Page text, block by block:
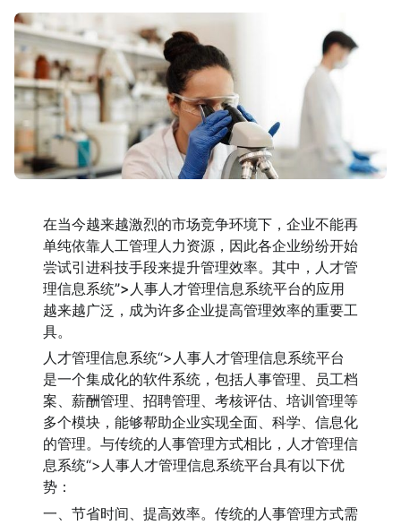
在当今越来越激烈的市场竞争环境下，企业不能再
单纯依靠人工管理人力资源，因此各企业纷纷开始
尝试引进科技手段来提升管理效率。其中，人才管
理信息系统”>人事人才管理信息系统平台的应用
越来越广泛，成为许多企业提高管理效率的重要工
具。
人才管理信息系统“>人事人才管理信息系统平台
是一个集成化的软件系统，包括人事管理、员工档
案、薪酬管理、招聘管理、考核评估、培训管理等
多个模块，能够帮助企业实现全面、科学、信息化
的管理。与传统的人事管理方式相比，人才管理信
息系统“>人事人才管理信息系统平台具有以下优
势：
一、节省时间、提高效率。传统的人事管理方式需